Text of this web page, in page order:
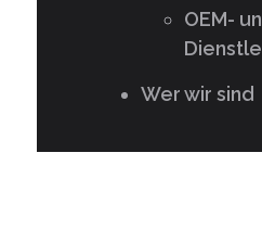
OEM-
Wer wir sind